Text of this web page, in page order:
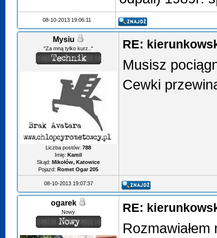
08-10-2013 19:06:11
Mysiu
"Za mną tylko kurz.."
Liczba postów:788
Imię: Kamil
Skąd: Mikołów, Katowice
Pojazd: Romet Ogar 205
RE:
Musisz
Cewki
08-10-2013 19:07:37
ogarek
Nowy RE: